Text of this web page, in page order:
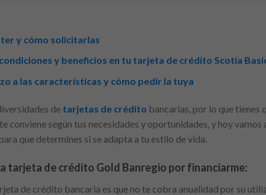
y cómo solicitarlas
y beneficios en tu tarjeta de crédito Scotia
a las características y cómo pedir la tuya
de tarjetas de crédito bancarias, por lo que tienes
conviene según tus necesidades y oportunidades, y hoy
para que determines si se adapta a tu estilo de vida.
tarjeta de crédito Gold Banregio por financiarme:
de crédito bancaria es que no te cobra anualidad por su